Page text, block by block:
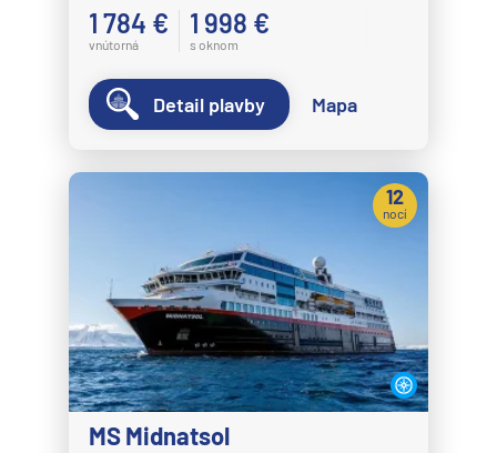
1 784 €
vnútorná
1 998 €
s oknom
Detail plavby Mapa
MS Midnatsol
12
nocí